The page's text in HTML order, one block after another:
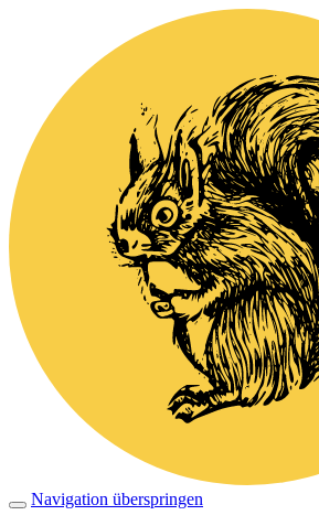
Navigation überspringen